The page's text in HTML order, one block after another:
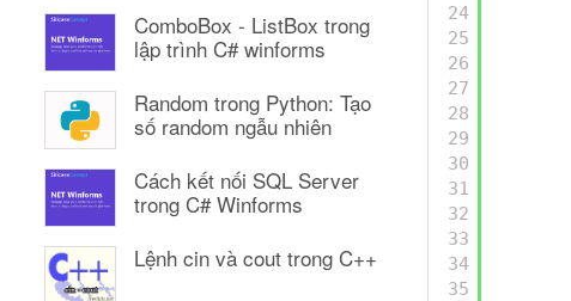
ComboBox - ListBox trong
lập trình C# winforms
Random trong Python: Tạo
số random ngẫu nhiên
Cách kết nối SQL Server
trong C# Winforms
Lệnh cin và cout trong C++
24
25
26
27
28
29
30
31
32
33
34
35